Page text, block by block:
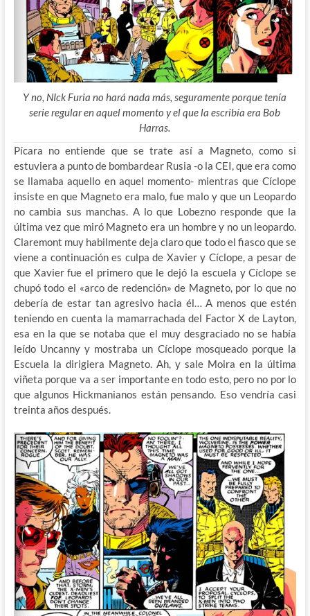
Y no, NIck Furia no hará nada más, seguramente porque tenía
serie regular en aquel momento y el que la escribía era Bob
Harras.
Pícara no entiende que se trate así a Magneto, como si
estuviera a punto de bombardear Rusia -o la CEI, que era como
se llamaba aquello en aquel momento- mientras que Cíclope
insiste en que Magneto era malo, fue malo y que un Leopardo
no cambia sus manchas. A lo que Lobezno responde que la
última vez que miró Magneto era un hombre y no un leopardo.
Claremont muy habilmente deja claro que todo el fiasco que se
viene a continuación es culpa de Xavier y Cíclope, a pesar de
que Xavier fue el primero que le dejó la escuela y Cíclope se
chupó todo el «arco de redención» de Magneto, por lo que no
debería de estar tan agresivo hacia él… A menos que estén
teniendo en cuenta la mamarrachada del Factor X de Layton,
esa en la que se notaba que el muy desgraciado no se había
leído Uncanny y mostraba un Cíclope mosqueado porque la
Escuela la dirigiera Magneto. Ah, y sale Moira en la última
viñeta porque va a ser importante en todo esto, pero no por lo
que algunos Hickmanianos están pensando. Eso vendría casi
treinta años después.